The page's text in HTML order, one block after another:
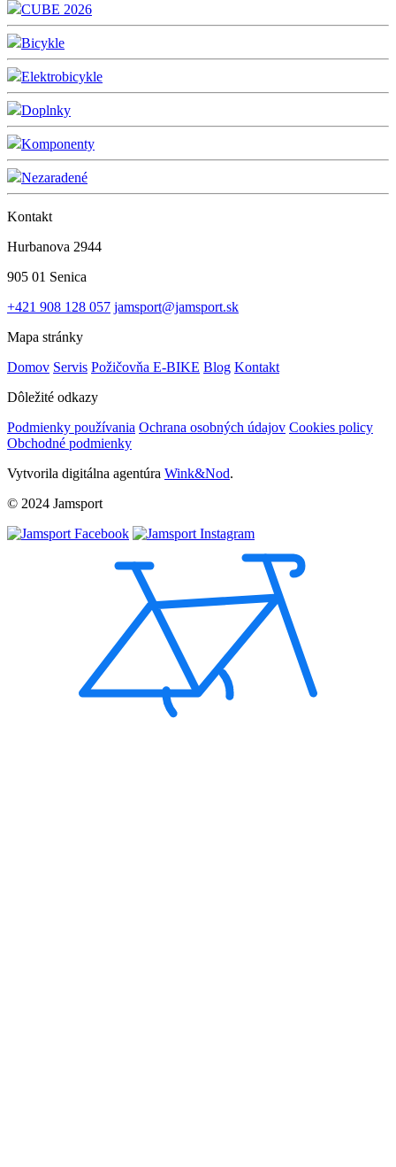
CUBE 2026
Bicykle
Elektrobicykle
Doplnky
Komponenty
Nezaradené
Kontakt
Hurbanova 2944
905 01 Senica
+421 908 128 057 jamsport@jamsport.sk
Mapa stránky
Domov Servis Požičovňa E-BIKE Blog Kontakt
Dôležité odkazy
Podmienky používania Ochrana osobných údajov Cookies policy
Obchodné podmienky
Vytvorila digitálna agentúra Wink&Nod.
© 2024 Jamsport